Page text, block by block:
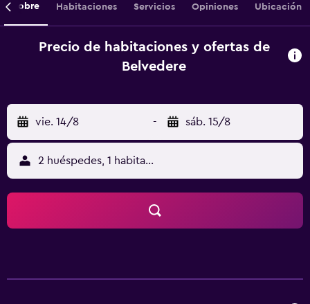
Sobre Habitaciones Servicios Opiniones Ubicación
Precio de habitaciones y ofertas de
Belvedere
vie. 14/8 - sáb. 15/8
2 huéspedes, 1 habitación